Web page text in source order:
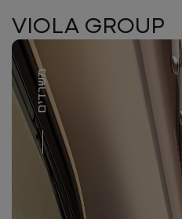
VIOLA GROUP
משרדים